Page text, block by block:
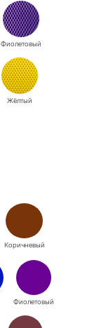
Фиолетовый
Жёлтый
Коричневый
Фиолетовый